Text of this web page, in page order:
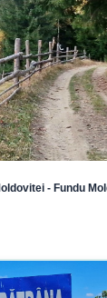
- Fundu